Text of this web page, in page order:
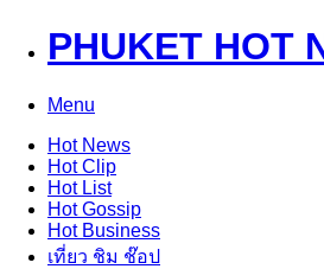
PHUKET HOT
Menu
HotNews
HotClip
HotList
HotGossip
HotBusiness
เที่ยว ชิม ช๊อป